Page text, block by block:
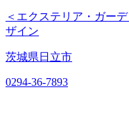
＜エクステリア・ガー
ザイン
茨城県日立市
0294-36-7893